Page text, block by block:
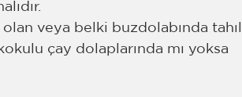
veya belki buzdolabında tahıl
çay dolaplarında mı yoksa